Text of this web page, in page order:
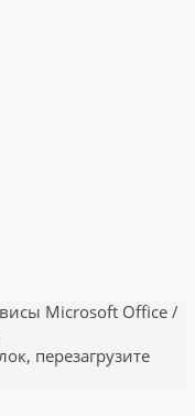
Microsoft Office /
перезагрузите